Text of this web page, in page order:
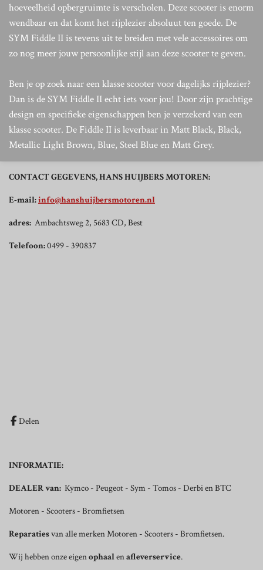
hoeveelheid opbergruimte is verscholen. Deze scooter is enorm
wendbaar en dat komt het rijplezier absoluut ten goede. De
SYM Fiddle II is tevens uit te breiden met vele accessoires om
zo nog meer jouw persoonlijke stijl aan deze scooter te geven.
Ben je op zoek naar een klasse scooter voor dagelijks rijplezier?
Dan is de SYM Fiddle II echt iets voor jou! Door zijn prachtige
design en specifieke eigenschappen ben je verzekerd van een
klasse scooter. De Fiddle II is leverbaar in Matt Black, Black,
Metallic Light Brown, Blue, Steel Blue en Matt Grey.
CONTACT GEGEVENS, HANS HUIJBERS MOTOREN:
E-mail:info@hanshuijbersmotoren.nl
adres: Ambachtsweg 2, 5683 CD, Best
Telefoon:0499 - 390837
Delen
INFORMATIE:
DEALER van: Kymco - Peugeot - Sym - Tomos - Derbi en BTC
Motoren - Scooters - Bromfietsen
Reparatiesvan alle merken Motoren - Scooters - Bromfietsen.
Wij hebben onze eigenophaalenafleverservice.